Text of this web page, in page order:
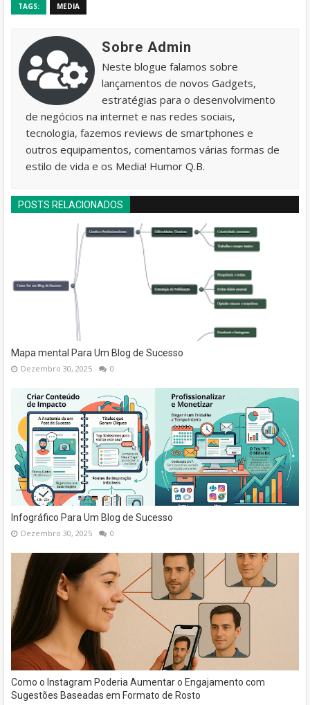
TAGS: MEDIA
Sobre Admin
Neste blogue falamos sobre
lançamentos de novos Gadgets,
estratégias para o desenvolvimento
de negócios na internet e nas redes sociais,
tecnologia, fazemos reviews de smartphones e
outros equipamentos, comentamos várias formas de
estilo de vida e os Media! Humor Q.B.
POSTS RELACIONADOS
Mapa mental Para Um Blog de Sucesso
Dezembro 30, 2025 0
Infográfico Para Um Blog de Sucesso
Dezembro 30, 2025 0
Como o Instagram Poderia Aumentar o Engajamento com
Sugestões Baseadas em Formato de Rosto